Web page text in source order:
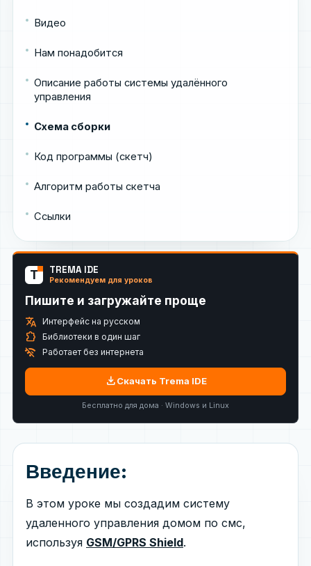
Видео
Нам понадобится
Описание работы системы удалённого
управления
Схема сборки
Код программы (скетч)
Алгоритм работы скетча
Ссылки
T TREMA IDE
Рекомендуем для уроков
Пишите и загружайте проще
translate Интерфейс на русском
extension Библиотеки в один шаг
wifi_off Работает без интернета
downloadСкачать Trema IDE
Бесплатно для дома · Windows и Linux
Введение:
В этом уроке мы создадим систему
удаленного управления домом по смс,
используя GSM/GPRS Shield.